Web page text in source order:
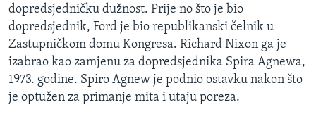
dopredsjedničku dužnost. Prije no što je bio
dopredsjednik, Ford je bio republikanski čelnik u
Zastupničkom domu Kongresa. Richard Nixon ga je
izabrao kao zamjenu za dopredsjednika Spira Agnewa,
1973. godine. Spiro Agnew je podnio ostavku nakon što
je optužen za primanje mita i utaju poreza.